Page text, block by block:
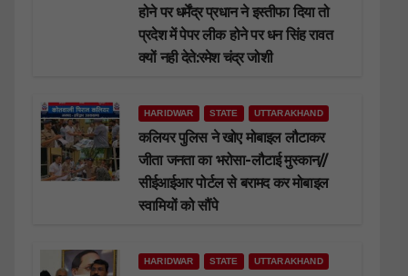
होने पर धर्मेंद्र प्रधान ने इस्तीफा दिया तो
प्रदेश में पेपर लीक होने पर धन सिंह रावत
क्यों नही देते:रमेश चंद्र जोशी
HARIDWAR STATE UTTARAKHAND
कलियर पुलिस ने खोए मोबाइल लौटाकर
जीता जनता का भरोसा-लौटाई मुस्कान//
सीईआईआर पोर्टल से बरामद कर मोबाइल
स्वामियों को सौंपे
HARIDWAR STATE UTTARAKHAND